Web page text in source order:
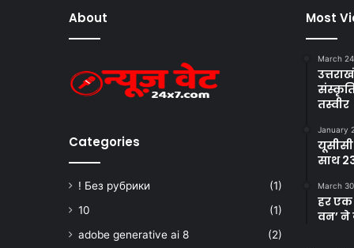
About
Categories
! Без рубрики
(1)
10
(1)
adobe generative ai 8
(2)
Most
March
तस्वीर
January
साथ
March
हर एक
वन’ ने